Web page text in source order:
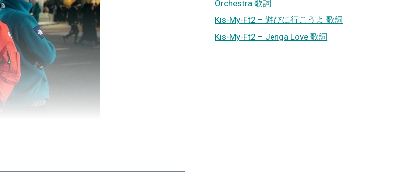
Orchestra 歌詞
Kis-My-Ft2 – 遊びに行こうよ 歌詞
Kis-My-Ft2 – Jenga Love 歌詞